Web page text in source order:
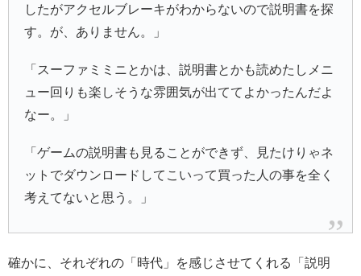
したがアクセルブレーキがわからないので説明書を探
す。が、ありません。」
「スーファミミニとかは、説明書とかも読めたしメニ
ュー回りも楽しそうな雰囲気が出ててよかったんだよ
なー。」
「ゲームの説明書も見ることができず、見たけりゃネ
ットでダウンロードしてこいって買った人の事を全く
考えてないと思う。」
確かに、それぞれの「時代」を感じさせてくれる「説明